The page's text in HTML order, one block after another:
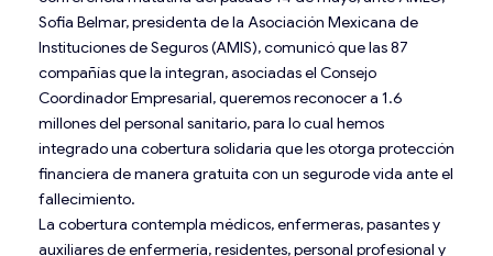
Sofia Belmar, presidenta de la Asociación Mexicana de
Instituciones de Seguros (AMIS), comunicó que las 87
compañías que la integran, asociadas el Consejo
Coordinador Empresarial, queremos reconocer a 1.6
millones del personal sanitario, para lo cual hemos
integrado una cobertura solidaria que les otorga protección
financiera de manera gratuita con un segurode vida ante el
fallecimiento.
La cobertura contempla médicos, enfermeras, pasantes y
auxiliares de enfermería, residentes, personal profesional y